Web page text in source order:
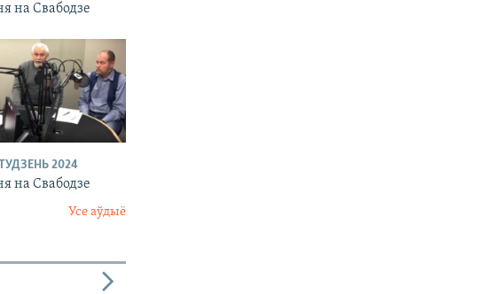
на Свабодзе
2024
на Свабодзе
Усе аўдыё